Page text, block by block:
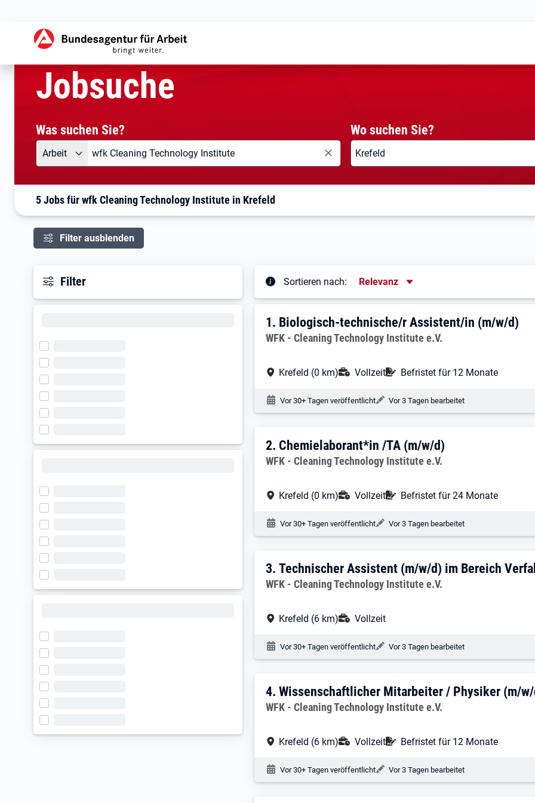
Startseite
Jobsuche
Was suchen Sie?
Angebotsart
Arbeit Was suchen Sie?
Wo suchen Sie?
5 Jobs für wfk Cleaning Technology Institute in Krefeld
Filter ausblenden
Filter Sortieren nach: Sortierung
Relevanz
Ergebnisliste
1. Ergebnis: Biologisch-technische/r
1. Biologisch-technische/r Assistent/in (m/w/d)
Arbeitgeber:
WFK - Cleaning Technology Institute e.V.
Arbeitsort:
Krefeld (0 km) Anstellungsart:
Vollzeit Befristung:
Befristet für 12 Monate
Veröffentlichungsdatum:
Vor 30+ Tagen veröffentlicht Änderungsdatum:
Vor 3 Tagen bearbeitet
2. Ergebnis: Chemielaborant*in /TA (m/
2. Chemielaborant*in /TA (m/w/d)
Arbeitgeber:
WFK - Cleaning Technology Institute e.V.
Arbeitsort:
Krefeld (0 km) Anstellungsart:
Vollzeit Befristung:
Befristet für 24 Monate
Veröffentlichungsdatum:
Vor 30+ Tagen veröffentlicht Änderungsdatum:
Vor 3 Tagen bearbeitet
3. Ergebnis: Technischer Assistent (m/
3.Technischer Assistent (m/w/d) im Bereich
Arbeitgeber:
WFK - Cleaning Technology Institute e.V.
Arbeitsort:
Krefeld (6 km) Anstellungsart:
Vollzeit
Veröffentlichungsdatum:
Vor 30+ Tagen veröffentlicht Änderungsdatum:
Vor 3 Tagen bearbeitet
4. Ergebnis: Wissenschaftlicher
4.Wissenschaftlicher Mitarbeiter / Physiker (m/
Arbeitgeber:
WFK - Cleaning Technology Institute e.V.
Arbeitsort:
Krefeld (6 km) Anstellungsart:
Vollzeit Befristung:
Befristet für 12 Monate
Veröffentlichungsdatum:
Vor 30+ Tagen veröffentlicht Änderungsdatum:
Vor 3 Tagen bearbeitet